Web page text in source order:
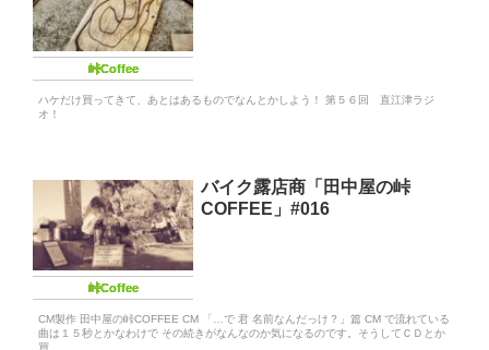
峠Coffee
ハケだけ買ってきて、あとはあるものでなんとかしよう！ 第５６回 直江津ラジ
オ！
峠Coffee
バイク露店商「田中屋の峠
COFFEE」#016
CM製作 田中屋の峠COFFEE CM 「…で 君 名前なんだっけ？」篇 CM で流れている
曲は１５秒とかなわけで その続きがなんなのか気になるのです。そうしてＣＤとか
買...